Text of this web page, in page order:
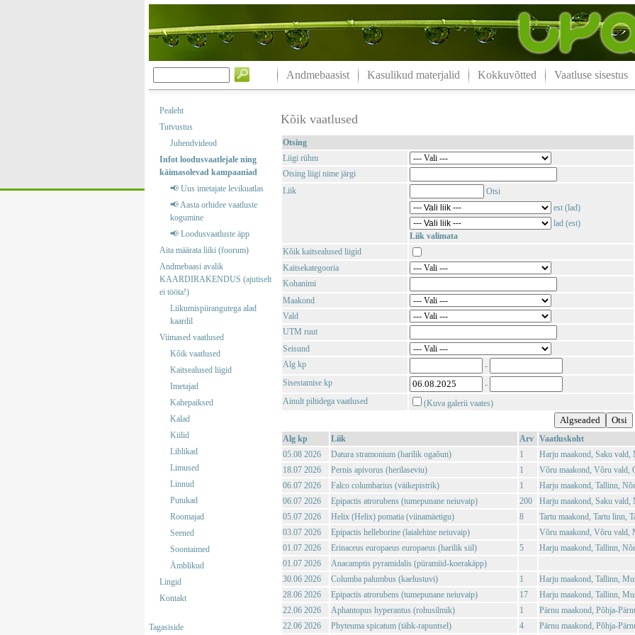
Andmebaasist Kasulikud materjalid Kokkuvõtted Vaatluse sisestus
Pealeht
Tutvustus
Juhendvideod
Infot loodusvaatlejale ning
käimasolevad kampaaniad
📢 Uus imetajate levikuatlas
📢 Aasta orhidee vaatluste
kogumine
📢 Loodusvaatluste äpp
Aita määrata liiki (foorum)
Andmebaasi avalik
KAARDIRAKENDUS (ajutiselt
ei tööta!)
Liikumispiirangutega alad
kaardil
Viimased vaatlused
Kõik vaatlused
Kaitsealused liigid
Imetajad
Kahepaiksed
Kalad
Kiilid
Liblikad
Limused
Linnud
Putukad
Roomajad
Seened
Soontaimed
Ämblikud
Lingid
Kontakt
Tagasiside
Kõik vaatlused
Otsing
Liigi rühm
Otsing liigi nime järgi
Liik
Otsi
est (lad)
lad (est)
Liik valimata
Kõik kaitsealused liigid
Kaitsekategooria
Kohanimi
Maakond
Vald
UTM ruut
Seisund
Alg kp
-
Sisestamise kp
-
Ainult piltidega vaatlused
(Kuva galerii vaates)
Alg kp Liik Arv
Vaatluskoht
05.08 2026
Datura stramonium (harilik ogaõun) 1
Harju maakond, Saku vald,
18.07 2026
Pernis apivorus (herilaseviu) 1
Võru maakond, Võru vald,
06.07 2026
Falco columbarius (väikepistrik) 1
Harju maakond, Tallinn,
06.07 2026
Epipactis atrorubens (tumepunane neiuvaip) 200
Harju maakond, Saku vald,
05.07 2026
Helix (Helix) pomatia (viinamäetigu) 8
Tartu maakond, Tartu linn,
03.07 2026
Epipactis helleborine (laialehine neiuvaip)
Võru maakond, Võru vald,
01.07 2026
Erinaceus europaeus europaeus (harilik siil) 5
Harju maakond, Tallinn,
01.07 2026
Anacamptis pyramidalis (püramiid-koerakäpp)
30.06 2026
Columba palumbus (kaelustuvi) 1
Harju maakond, Tallinn,
28.06 2026
Epipactis atrorubens (tumepunane neiuvaip) 17
Harju maakond, Tallinn,
22.06 2026
Aphantopus hyperantus (rohusilmik) 1
Pärnu maakond, Põhja-
22.06 2026
Phyteuma spicatum (tähk-rapuntsel) 4 Pärnu maakond, Põhja-